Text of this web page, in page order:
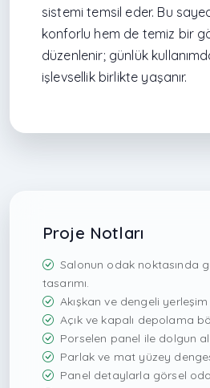
sistemi temsil eder. Bu
konforlu hem de temiz bir
düzenlenir; günlük
işlevsellik birlikte yaşanır.
Proje Notları
Salonun odak noktasında
tasarımı.
Akışkan ve dengeli yerleşim
Açık ve kapalı depolama
Porselen panel ile dolgun
Parlak ve mat yüzey
Panel detaylarla görsel